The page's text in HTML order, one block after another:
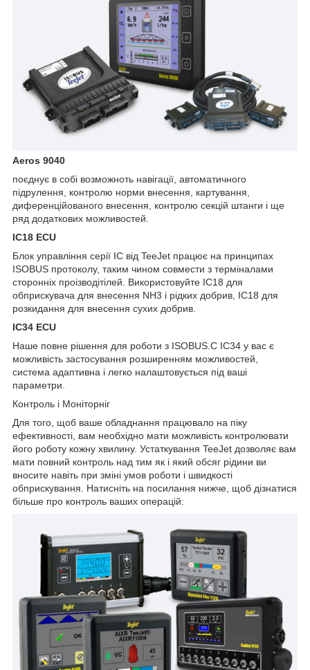
Aeros 9040
поєднує в собі возможноть навігації, автоматичного
підрулення, контролю норми внесення, картування,
диференційованого внесення, контролю секцій штанги і ще
ряд додаткових можливостей.
IC18 ECU
Блок управління серії IC від TeeJet працює на принципах
ISOBUS протоколу, таким чином совмести з терміналами
сторонніх проізводітілей. Використовуйте IC18 для
обприскувача для внесення NH3 і рідких добрив, IC18 для
розкидання для внесення сухих добрив.
IC34 ECU
Наше повне рішення для роботи з ISOBUS.С IC34 у вас є
можливість застосування розширенням можливостей,
система адаптивна і легко налаштовується під ваші
параметри.
Контроль і Моніторніг
Для того, щоб ваше обладнання працювало на піку
ефективності, вам необхідно мати можливість контролювати
його роботу кожну хвилину. Устаткування TeeJet дозволяє вам
мати повний контроль над тим як і який обсяг рідини ви
вносите навіть при зміні умов роботи і швидкості
обприскування. Натисніть на посилання нижче, щоб дізнатися
більше про контроль ваших операцій: